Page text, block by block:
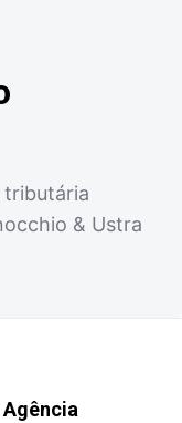
tributária
& Ustra